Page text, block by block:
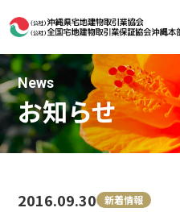
News
お知らせ
2016.09.30 新着情報